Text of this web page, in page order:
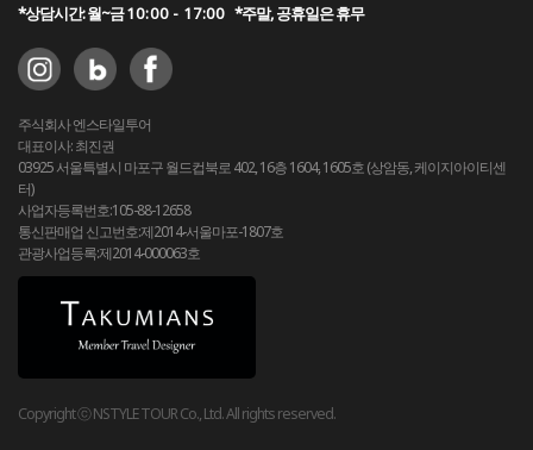
*상담시간: 월~금10:00 - 17:00 *주말, 공휴일은 휴무
주식회사 엔스타일투어
대표이사: 최진권
03925 서울특별시 마포구 월드컵북로 402, 16층 1604, 1605호 (상암동, 케이지아이티센
터)
사업자등록번호:105-88-12658
통신판매업 신고번호:제2014-서울마포-1807호
관광사업등록:제2014-000063호
Copyright ⓒ NSTYLE TOUR Co., Ltd. All rights reserved.